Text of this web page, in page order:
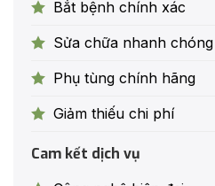
Sửa chữa nhanh chóng
Phụ tùng chính hãng
Giảm thiếu chi phí
Cam kết dịch vụ
Công nghệ hiện đại